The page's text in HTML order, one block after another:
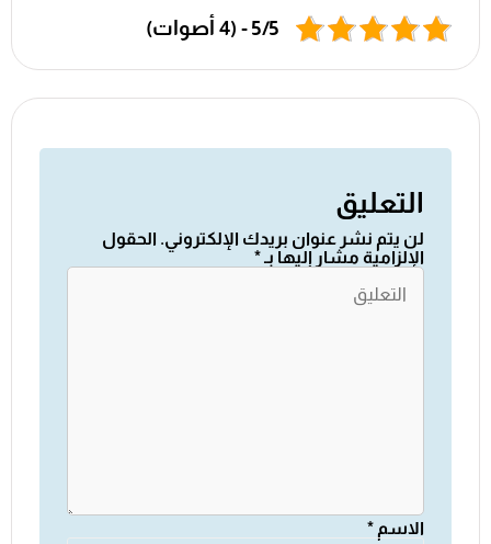
5/5 - (4 أصوات)
التعليق
لن يتم نشر عنوان بريدك الإلكتروني. الحقول
الإلزامية مشار إليها بـ*
الاسم *